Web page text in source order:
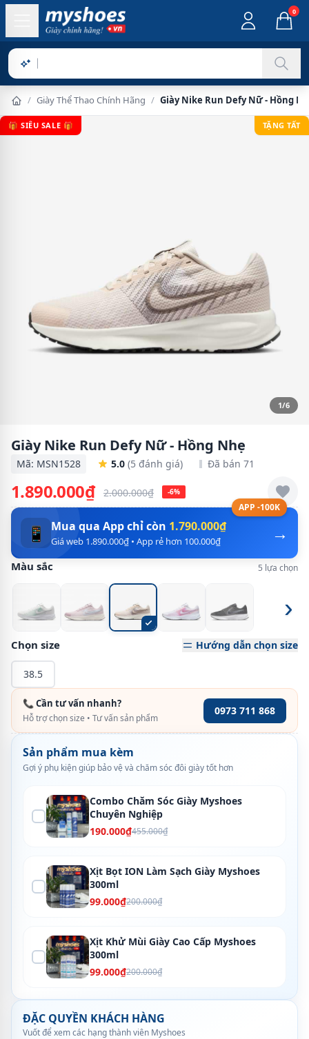
0
Sản phẩm
/ Giày Thể Thao Chính Hãng / Giày Nike Run Defy Nữ - Hồng
🎁 SIÊU SALE 🎁 TẶNG TẤT
1/6
Giày Nike Run Defy Nữ - Hồng Nhẹ
Mã: MSN1528 5.0 (5 đánh giá) Đã bán 71
1.890.000₫ 2.000.000₫ -6%
APP -100K
→
📱 Mua qua App chỉ còn 1.790.000₫
Giá web 1.890.000₫ • App rẻ hơn 100.000₫
Màu sắc 5 lựa chọn
›
Chọn size Hướng dẫn chọn size
38.5
📞 Cần tư vấn nhanh?
Hỗ trợ chọn size • Tư vấn sản phẩm
0973 711 868
Sản phẩm mua kèm
Gợi ý phụ kiện giúp bảo vệ và chăm sóc đôi giày tốt hơn
Combo Chăm Sóc Giày Myshoes
Chuyên Nghiệp
190.000₫455.000₫
Xịt Bọt ION Làm Sạch Giày Myshoes
300ml
99.000₫200.000₫
Xịt Khử Mùi Giày Cao Cấp Myshoes
300ml
99.000₫200.000₫
ĐẶC QUYỀN KHÁCH HÀNG
Vuốt để xem các hạng thành viên Myshoes